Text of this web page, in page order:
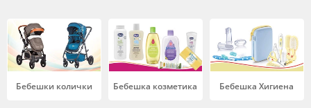
Бебешки колички Бебешка козметика Бебешка Хигиена